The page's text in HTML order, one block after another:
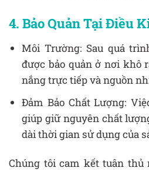
4. Bảo Quản Tại Điều
Môi Trường: Sau quá
được bảo quản ở nơi khô
nắng trực tiếp và nguồn
Đảm Bảo Chất Lượng:
giúp giữ nguyên chất
dài thời gian sử dụng của
Chúng tôi cam kết tuân